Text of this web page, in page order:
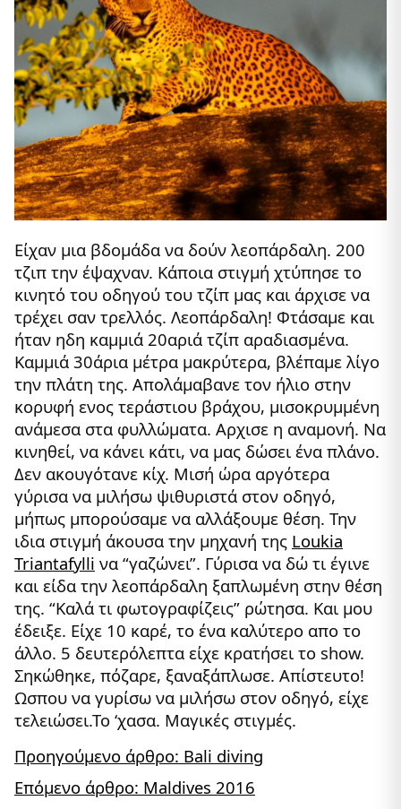
Είχαν μια βδομάδα να δούν λεοπάρδαλη. 200
τζιπ την έψαχναν. Κάποια στιγμή χτύπησε το
κινητό του οδηγού του τζίπ μας και άρχισε να
τρέχει σαν τρελλός. Λεοπάρδαλη! Φτάσαμε και
ήταν ηδη καμμιά 20αριά τζίπ αραδιασμένα.
Καμμιά 30άρια μέτρα μακρύτερα, βλέπαμε λίγο
την πλάτη της. Απολάμαβανε τον ήλιο στην
κορυφή ενος τεράστιου βράχου, μισοκρυμμένη
ανάμεσα στα φυλλώματα. Αρχισε η αναμονή. Να
κινηθεί, να κάνει κάτι, να μας δώσει ένα πλάνο.
Δεν ακουγότανε κίχ. Μισή ώρα αργότερα
γύρισα να μιλήσω ψιθυριστά στον οδηγό,
μήπως μπορούσαμε να αλλάξουμε θέση. Την
ιδια στιγμή άκουσα την μηχανή της Loukia
Triantafylli να “γαζώνει”. Γύρισα να δώ τι έγινε
και είδα την λεοπάρδαλη ξαπλωμένη στην θέση
της. “Καλά τι φωτογραφίζεις” ρώτησα. Και μου
έδειξε. Είχε 10 καρέ, το ένα καλύτερο απο το
άλλο. 5 δευτερόλεπτα είχε κρατήσει το show.
Σηκώθηκε, πόζαρε, ξαναξάπλωσε. Απίστευτο!
Ωσπου να γυρίσω να μιλήσω στον οδηγό, είχε
τελειώσει.Το ‘χασα. Μαγικές στιγμές.
Προηγούμενο άρθρο: Bali diving
Επόμενο άρθρο: Maldives 2016